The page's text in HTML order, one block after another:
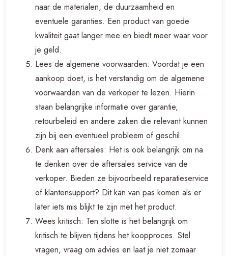
naar de materialen, de duurzaamheid en
eventuele garanties. Een product van goede
kwaliteit gaat langer mee en biedt meer waar voor
je geld.
Lees de algemene voorwaarden: Voordat je een
aankoop doet, is het verstandig om de algemene
voorwaarden van de verkoper te lezen. Hierin
staan belangrijke informatie over garantie,
retourbeleid en andere zaken die relevant kunnen
zijn bij een eventueel probleem of geschil.
Denk aan aftersales: Het is ook belangrijk om na
te denken over de aftersales service van de
verkoper. Bieden ze bijvoorbeeld reparatieservice
of klantensupport? Dit kan van pas komen als er
later iets mis blijkt te zijn met het product.
Wees kritisch: Ten slotte is het belangrijk om
kritisch te blijven tijdens het koopproces. Stel
vragen, vraag om advies en laat je niet zomaar